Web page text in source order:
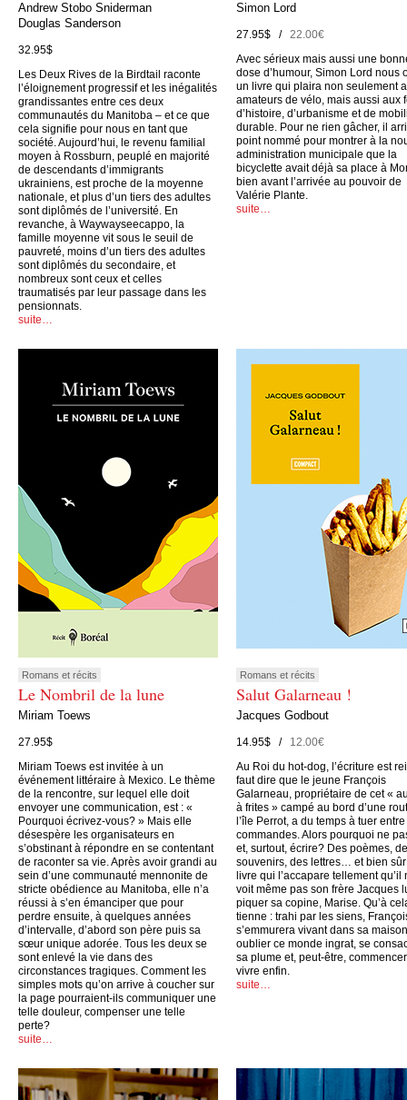
Andrew Stobo Sniderman
Douglas Sanderson
32.95$
Les Deux Rives de la Birdtail raconte
l’éloignement progressif et les inégalités
grandissantes entre ces deux
communautés du Manitoba – et ce que
cela signifie pour nous en tant que
société. Aujourd’hui, le revenu familial
moyen à Rossburn, peuplé en majorité
de descendants d’immigrants
ukrainiens, est proche de la moyenne
nationale, et plus d’un tiers des adultes
sont diplômés de l’université. En
revanche, à Waywayseecappo, la
famille moyenne vit sous le seuil de
pauvreté, moins d’un tiers des adultes
sont diplômés du secondaire, et
nombreux sont ceux et celles
traumatisés par leur passage dans les
pensionnats.
suite…
Simon Lord
27.95$ /22.00€
Avec sérieux mais aussi une
dose d’humour, Simon Lord nous
un livre qui plaira non seulement
amateurs de vélo, mais aussi aux
d’histoire, d’urbanisme et de
durable. Pour ne rien gâcher, il
point nommé pour montrer à la
administration municipale que la
bicyclette avait déjà sa place à
bien avant l’arrivée au pouvoir de
Valérie Plante.
suite…
Romans et récits
Le Nombril de la lune
Miriam Toews
27.95$
Miriam Toews est invitée à un
événement littéraire à Mexico. Le thème
de la rencontre, sur lequel elle doit
envoyer une communication, est : «
Pourquoi écrivez-vous? » Mais elle
désespère les organisateurs en
s’obstinant à répondre en se contentant
de raconter sa vie. Après avoir grandi au
sein d’une communauté mennonite de
stricte obédience au Manitoba, elle n’a
réussi à s’en émanciper que pour
perdre ensuite, à quelques années
d’intervalle, d’abord son père puis sa
sœur unique adorée. Tous les deux se
sont enlevé la vie dans des
circonstances tragiques. Comment les
simples mots qu’on arrive à coucher sur
la page pourraient-ils communiquer une
telle douleur, compenser une telle
perte?
suite…
Romans et récits
Salut Galarneau !
Jacques Godbout
14.95$ /12.00€
Au Roi du hot-dog, l’écriture est
faut dire que le jeune François
Galarneau, propriétaire de cet «
à frites » campé au bord d’une
l’île Perrot, a du temps à tuer
commandes. Alors pourquoi ne
et, surtout, écrire? Des poèmes,
souvenirs, des lettres… et bien
livre qui l’accapare tellement qu’il
voit même pas son frère Jacques
piquer sa copine, Marise. Qu’à
tienne : trahi par les siens,
s’emmurera vivant dans sa
oublier ce monde ingrat, se
sa plume et, peut-être,
vivre enfin.
suite…